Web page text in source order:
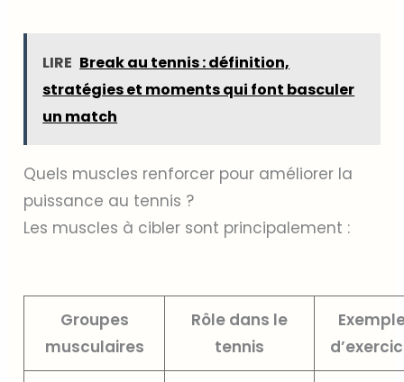
LIRE Break au tennis : définition,
stratégies et moments qui font basculer
un match
Quels muscles renforcer pour améliorer la
puissance au tennis ?
Les muscles à cibler sont principalement :
Groupes
musculaires
Rôle dans le
tennis